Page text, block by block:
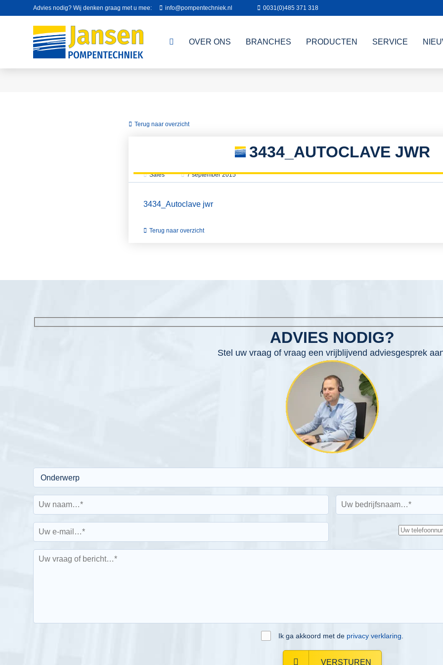
Advies nodig? Wij denken graag met u mee: info@pompentechniek.nl 0031(0)485 371 318
OVER ONS BRANCHES PRODUCTEN SERVICE
Terug naar overzicht
3434_AUTOCLAVE JWR
Sales 7 september 2015
3434_Autoclave jwr
Terug naar overzicht
ADVIES NODIG?
Stel uw vraag of vraag een vrijblijvend adviesgesprek
Ik ga akkoord met de privacy verklaring
VERSTUREN